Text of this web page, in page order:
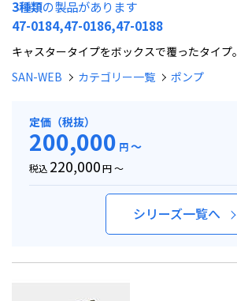
3種類の製品があります
47-0184,47-0186,47-0188
キャスタータイプをボックスで覆ったタイプ。
SAN-WEB
カテゴリー一覧 ポンプ
定価（税抜）
200,000 円～
税込 220,000円 ～
シリーズ一覧へ